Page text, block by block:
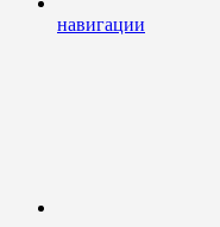
навигации